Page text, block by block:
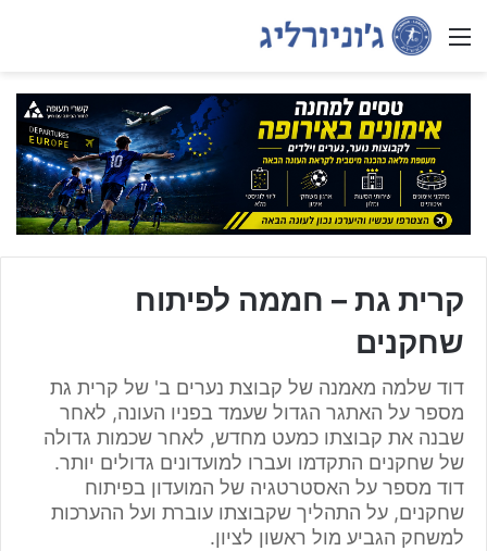
Menu
קרית גת – חממה לפיתוח
שחקנים
דוד שלמה מאמנה של קבוצת נערים ב' של קרית גת
מספר על האתגר הגדול שעמד בפניו העונה, לאחר
שבנה את קבוצתו כמעט מחדש, לאחר שכמות גדולה
של שחקנים התקדמו ועברו למועדונים גדולים יותר.
דוד מספר על האסטרטגיה של המועדון בפיתוח
שחקנים, על התהליך שקבוצתו עוברת ועל ההערכות
למשחק הגביע מול ראשון לציון.